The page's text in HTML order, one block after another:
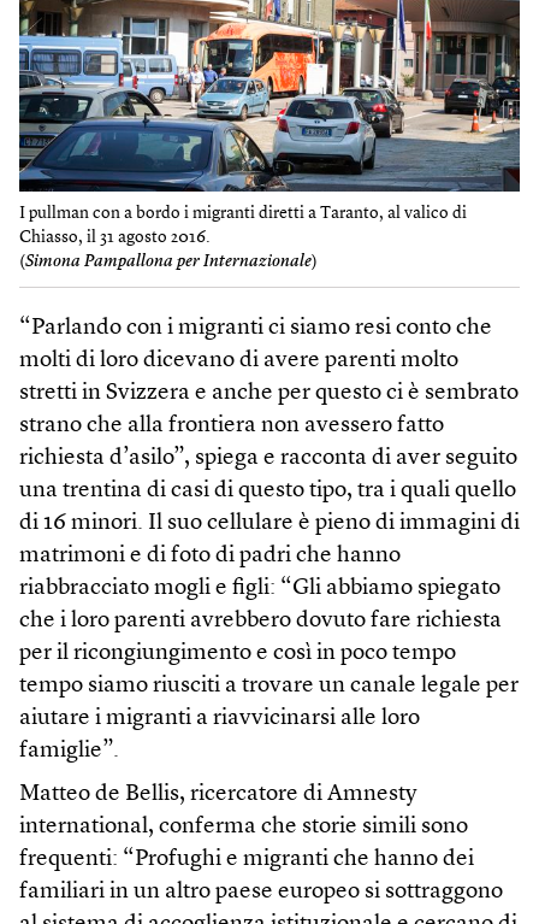
I pullman con a bordo i migranti diretti a Taranto, al valico di
Chiasso, il 31 agosto 2016.
(Simona Pampallona per Internazionale)
“Parlando con i migranti ci siamo resi conto che
molti di loro dicevano di avere parenti molto
stretti in Svizzera e anche per questo ci è sembrato
strano che alla frontiera non avessero fatto
richiesta d’asilo”, spiega e racconta di aver seguito
una trentina di casi di questo tipo, tra i quali quello
di 16 minori. Il suo cellulare è pieno di immagini di
matrimoni e di foto di padri che hanno
riabbracciato mogli e figli: “Gli abbiamo spiegato
che i loro parenti avrebbero dovuto fare richiesta
per il ricongiungimento e così in poco tempo
tempo siamo riusciti a trovare un canale legale per
aiutare i migranti a riavvicinarsi alle loro
famiglie”.
Matteo de Bellis, ricercatore di Amnesty
international, conferma che storie simili sono
frequenti: “Profughi e migranti che hanno dei
familiari in un altro paese europeo si sottraggono